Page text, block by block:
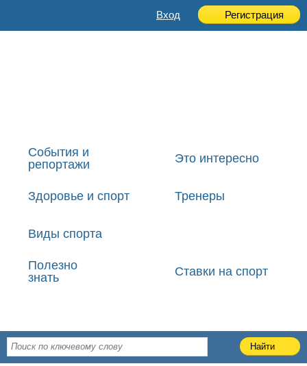
Вход Регистрация
События и
репортажи
Это интересно
Здоровье и спорт Тренеры
Виды спорта
Полезно
знать
Ставки на спорт